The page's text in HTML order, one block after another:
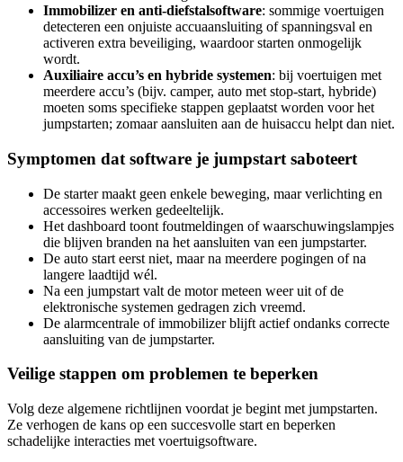
Immobilizer en anti-diefstalsoftware: sommige voertuigen
detecteren een onjuiste accuaansluiting of spanningsval en
activeren extra beveiliging, waardoor starten onmogelijk
wordt.
Auxiliaire accu’s en hybride systemen: bij voertuigen met
meerdere accu’s (bijv. camper, auto met stop-start, hybride)
moeten soms specifieke stappen geplaatst worden voor het
jumpstarten; zomaar aansluiten aan de huisaccu helpt dan niet.
Symptomen dat software je jumpstart saboteert
De starter maakt geen enkele beweging, maar verlichting en
accessoires werken gedeeltelijk.
Het dashboard toont foutmeldingen of waarschuwingslampjes
die blijven branden na het aansluiten van een jumpstarter.
De auto start eerst niet, maar na meerdere pogingen of na
langere laadtijd wél.
Na een jumpstart valt de motor meteen weer uit of de
elektronische systemen gedragen zich vreemd.
De alarm­centrale of immobilizer blijft actief ondanks correcte
aansluiting van de jumpstarter.
Veilige stappen om problemen te beperken
Volg deze algemene richtlijnen voordat je begint met jumpstarten.
Ze verhogen de kans op een succesvolle start en beperken
schadelijke interacties met voertuigsoftware.